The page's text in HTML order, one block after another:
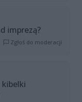
imprezą?
Zgłoś do moderacji